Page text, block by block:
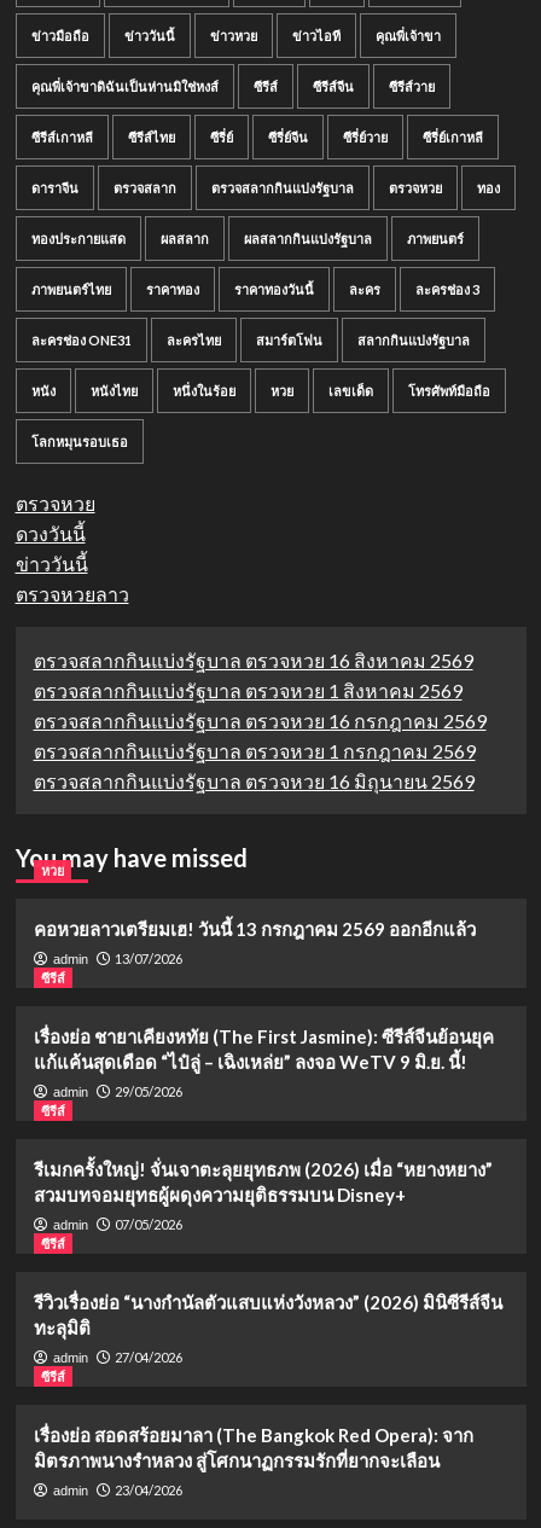
ข่าวมือถือ ข่าววันนี้ ข่าวหวย ข่าวไอที คุณพี่เจ้าขา
คุณพี่เจ้าขาดิฉันเป็นห่านมิใช่หงส์ ซีรีส์ ซีรีส์จีน ซีรีส์วาย
ซีรีส์เกาหลี ซีรีส์ไทย ซีรี่ย์ ซีรี่ย์จีน ซีรี่ย์วาย ซีรี่ย์เกาหลี
ดาราจีน ตรวจสลาก ตรวจสลากกินแบ่งรัฐบาล ตรวจหวย ทอง
ทองประกายแสด ผลสลาก ผลสลากกินแบ่งรัฐบาล ภาพยนตร์
ภาพยนตร์ไทย ราคาทอง ราคาทองวันนี้ ละคร ละครช่อง 3
ละครช่อง ONE31 ละครไทย สมาร์ตโฟน สลากกินแบ่งรัฐบาล
หนัง หนังไทย หนึ่งในร้อย หวย เลขเด็ด โทรศัพท์มือถือ
โลกหมุนรอบเธอ
ตรวจหวย
ดวงวันนี้
ข่าววันนี้
ตรวจหวยลาว
ตรวจสลากกินแบ่งรัฐบาล ตรวจหวย 16 สิงหาคม 2569
ตรวจสลากกินแบ่งรัฐบาล ตรวจหวย 1 สิงหาคม 2569
ตรวจสลากกินแบ่งรัฐบาล ตรวจหวย 16 กรกฎาคม 2569
ตรวจสลากกินแบ่งรัฐบาล ตรวจหวย 1 กรกฎาคม 2569
ตรวจสลากกินแบ่งรัฐบาล ตรวจหวย 16 มิถุนายน 2569
You may have missed
หวย
คอหวยลาวเตรียมเฮ! วันนี้ 13 กรกฎาคม 2569 ออกอีกแล้ว
admin
13/07/2026
ซีรีส์
เรื่องย่อ ชายาเคียงหทัย (The First Jasmine): ซีรีส์จีนย้อนยุค
แก้แค้นสุดเดือด “ไป๋ลู่ – เฉิงเหล่ย” ลงจอ WeTV 9 มิ.ย. นี้!
admin
29/05/2026
ซีรีส์
รีเมกครั้งใหญ่! จั่นเจาตะลุยยุทธภพ (2026) เมื่อ “หยางหยาง”
สวมบทจอมยุทธผู้ผดุงความยุติธรรมบน Disney+
admin
07/05/2026
ซีรีส์
รีวิวเรื่องย่อ “นางกำนัลตัวแสบแห่งวังหลวง” (2026) มินิซีรีส์จีน
ทะลุมิติ
admin
27/04/2026
ซีรีส์
เรื่องย่อ สอดสร้อยมาลา (The Bangkok Red Opera): จาก
มิตรภาพนางรำหลวง สู่โศกนาฏกรรมรักที่ยากจะเลือน
admin 23/04/2026